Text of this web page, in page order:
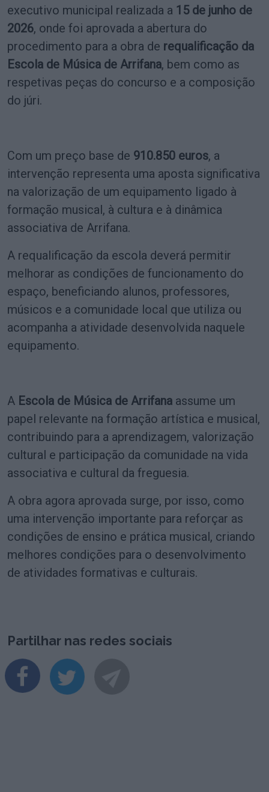
executivo municipal realizada a 15 de junho de
2026, onde foi aprovada a abertura do
procedimento para a obra de requalificação da
Escola de Música de Arrifana, bem como as
respetivas peças do concurso e a composição
do júri.
Com um preço base de 910.850 euros, a
intervenção representa uma aposta significativa
na valorização de um equipamento ligado à
formação musical, à cultura e à dinâmica
associativa de Arrifana.
A requalificação da escola deverá permitir
melhorar as condições de funcionamento do
espaço, beneficiando alunos, professores,
músicos e a comunidade local que utiliza ou
acompanha a atividade desenvolvida naquele
equipamento.
A Escola de Música de Arrifana assume um
papel relevante na formação artística e musical,
contribuindo para a aprendizagem, valorização
cultural e participação da comunidade na vida
associativa e cultural da freguesia.
A obra agora aprovada surge, por isso, como
uma intervenção importante para reforçar as
condições de ensino e prática musical, criando
melhores condições para o desenvolvimento
de atividades formativas e culturais.
Partilhar nas redes sociais